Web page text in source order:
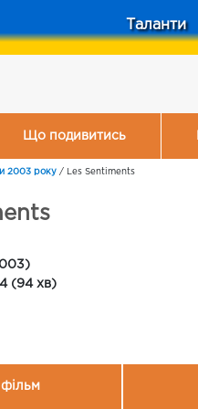
Таланти
Що подивитись
2003 року / Les Sentiments
(94 хв)